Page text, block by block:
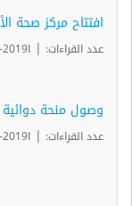
افتتاح مركز صحة
عدد القراءات: | ا2019-03-27 10:00:00
وصول منحة
عدد القراءات: | ا2019-05-15 00:00:00